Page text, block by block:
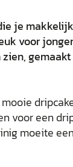
je
voor
voor een
moeite een